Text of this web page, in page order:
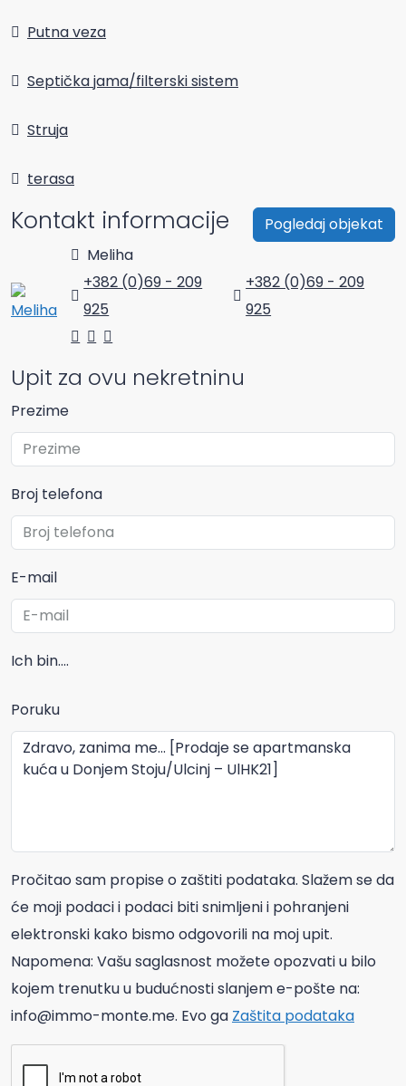
Putna veza
Septička jama/filterski sistem
Struja
terasa
Kontakt informacije
Pogledaj objekat
Meliha
+382 (0)69 - 209
925
+382 (0)69 - 209
925
Upit za ovu nekretninu
Prezime
Broj telefona
E-mail
Ich bin....
Poruku
Pročitao sam propise o zaštiti podataka. Slažem se da
će moji podaci i podaci biti snimljeni i pohranjeni
elektronski kako bismo odgovorili na moj upit.
Napomena: Vašu saglasnost možete opozvati u bilo
kojem trenutku u budućnosti slanjem e-pošte na:
info@immo-monte.me. Evo ga Zaštita podataka